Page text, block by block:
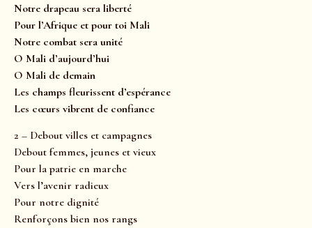
Notre drapeau sera liberté
Pour l’Afrique et pour toi Mali
Notre combat sera unité
O Mali d’aujourd’hui
O Mali de demain
Les champs fleurissent d’espérance
Les cœurs vibrent de confiance
2 – Debout villes et campagnes
Debout femmes, jeunes et vieux
Pour la patrie en marche
Vers l’avenir radieux
Pour notre dignité
Renforçons bien nos rangs